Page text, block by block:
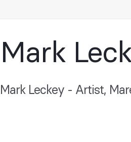
Mark
Mark Leckey - Artist,